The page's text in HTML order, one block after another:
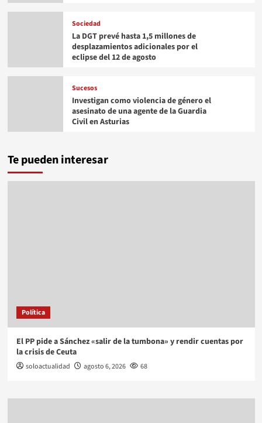
Sociedad
La DGT prevé hasta 1,5 millones de
desplazamientos adicionales por el
eclipse del 12 de agosto
Sucesos
Investigan como violencia de género el
asesinato de una agente de la Guardia
Civil en Asturias
Te pueden interesar
Política
El PP pide a Sánchez «salir de la tumbona» y rendir cuentas por
la crisis de Ceuta
soloactualidad agosto 6, 2026 68